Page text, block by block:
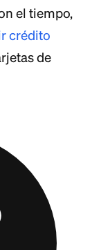
el tiempo,
crédito
de